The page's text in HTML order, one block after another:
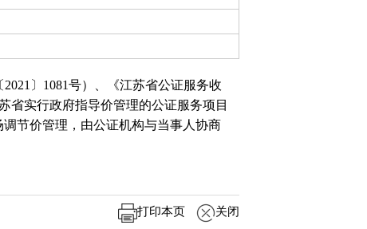
〕1081号）、《江苏省公证服务收
省实行政府指导价管理的公证服务项目
节价管理，由公证机构与当事人协商
打印本页 关闭